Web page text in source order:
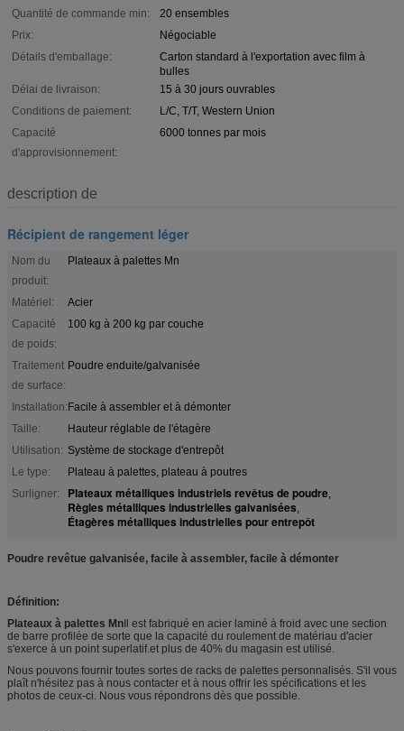
Quantité de commande min:
20 ensembles
Prix:
Négociable
Détails d'emballage:
Carton standard à l'exportation avec film à
bulles
Délai de livraison:
15 à 30 jours ouvrables
Conditions de paiement:
L/C, T/T, Western Union
Capacité
d'approvisionnement:
6000 tonnes par mois
description de
Récipient de rangement léger
Nom du
produit:
Plateaux à palettes Mn
Matériel:
Acier
Capacité
de poids:
100 kg à 200 kg par couche
Traitement
de surface:
Poudre enduite/galvanisée
Installation:Facile à assembler et à démonter
Taille:
Hauteur réglable de l'étagère
Utilisation: Système de stockage d'entrepôt
Le type:
Plateau à palettes, plateau à poutres
Surligner:
Plateaux métalliques industriels revêtus de poudre,
Règles métalliques industrielles galvanisées,
Étagères métalliques industrielles pour entrepôt
Poudre revêtue galvanisée, facile à assembler, facile à démonter
Définition:
Plateaux à palettes MnIl est fabriqué en acier laminé à froid avec une section
de barre profilée de sorte que la capacité du roulement de matériau d'acier
s'exerce à un point superlatif.et plus de 40% du magasin est utilisé.
Nous pouvons fournir toutes sortes de racks de palettes personnalisés. S'il vous
plaît n'hésitez pas à nous contacter et à nous offrir les spécifications et les
photos de ceux-ci. Nous vous répondrons dès que possible.